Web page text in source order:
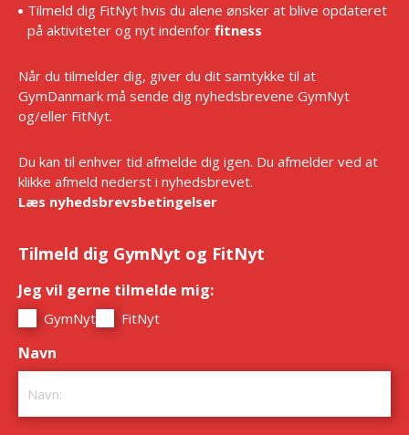
Tilmeld dig FitNyt hvis du alene ønsker at blive opdateret
på aktiviteter og nyt indenfor fitness
Når du tilmelder dig, giver du dit samtykke til at
GymDanmark må sende dig nyhedsbrevene GymNyt
og/eller FitNyt.
Du kan til enhver tid afmelde dig igen. Du afmelder ved at
klikke afmeld nederst i nyhedsbrevet.
Læs nyhedsbrevsbetingelser
Tilmeld dig GymNyt og FitNyt
Jeg vil gerne tilmelde mig:
GymNyt FitNyt
Navn